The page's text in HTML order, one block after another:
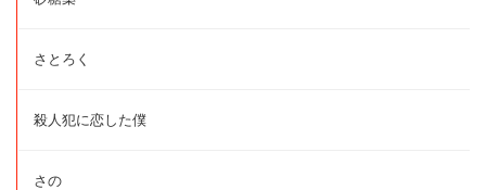
さとろく
殺人犯に恋した僕
さの